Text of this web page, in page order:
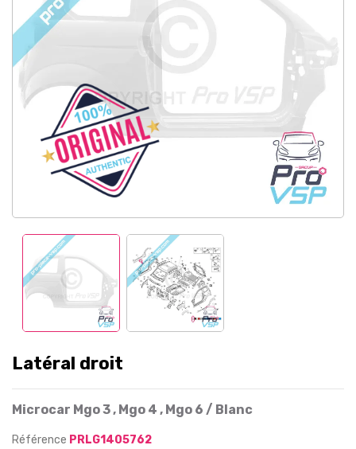
Latéral droit
Microcar Mgo 3 , Mgo 4 , Mgo 6 / Blanc
Référence PRLG1405762